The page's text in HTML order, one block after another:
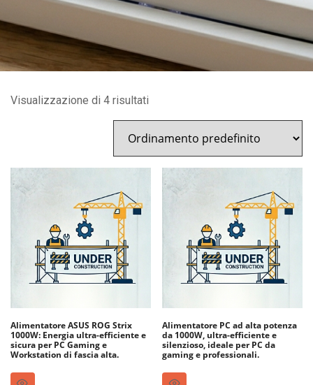
Visualizzazione di 4 risultati
Alimentatore ASUS ROG Strix
1000W: Energia ultra-efficiente e
sicura per PC Gaming e
Workstation di fascia alta.
Alimentatore PC ad alta potenza
da 1000W, ultra-efficiente e
silenzioso, ideale per PC da
gaming e professionali.